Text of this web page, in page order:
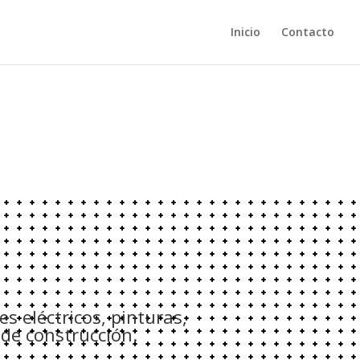
Inicio Contacto
eléctricos, pinturas,
construcción.